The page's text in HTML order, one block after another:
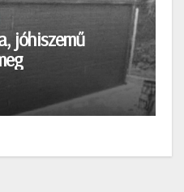
jóhiszemű